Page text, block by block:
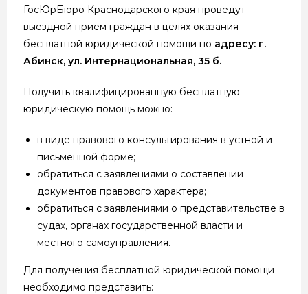
ГосЮрБюро Краснодарского края проведут
выездной прием граждан в целях оказания
бесплатной юридической помощи по адресу: г.
Абинск, ул. Интернациональная, 35 б.
Получить квалифицированную бесплатную
юридическую помощь можно:
в виде правового консультирования в устной и
письменной форме;
обратиться с заявлениями о составлении
документов правового характера;
обратиться с заявлениями о представительстве в
судах, органах государственной власти и
местного самоуправления.
Для получения бесплатной юридической помощи
необходимо представить: